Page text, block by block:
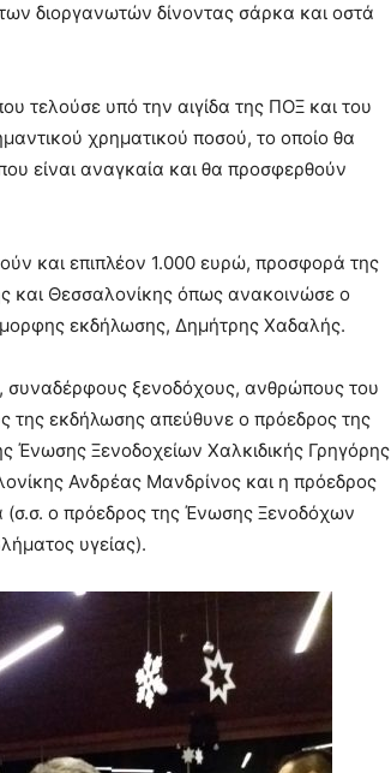
διοργανωτών δίνοντας σάρκα και οστά
τελούσε υπό την αιγίδα της ΠΟΞ και του
χρηματικού ποσού, το οποίο θα
είναι αναγκαία και θα προσφερθούν
και επιπλέον 1.000 ευρώ, προσφορά της
και Θεσσαλονίκης όπως ανακοινώσε ο
εκδήλωσης, Δημήτρης Χαδαλής.
συναδέρφους ξενοδόχους, ανθρώπους του
της εκδήλωσης απεύθυνε ο πρόεδρος της
Ένωσης Ξενοδοχείων Χαλκιδικής Γρηγόρης
Ανδρέας Μανδρίνος και η πρόεδρος
(σ.σ. ο πρόεδρος της Ένωσης Ξενοδόχων
υγείας).